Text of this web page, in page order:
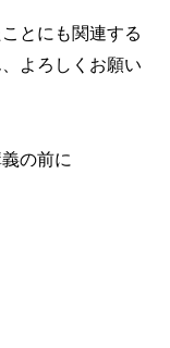
とにも関連する
よろしくお願い
の前に